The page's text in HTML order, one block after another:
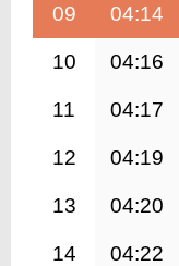
09 04:14
10 04:16
11 04:17
12 04:19
13 04:20
14 04:22